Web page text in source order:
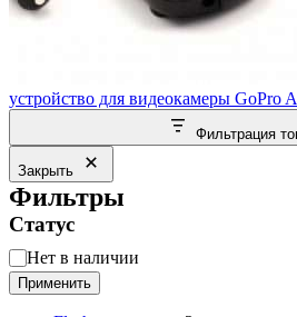
устройство для видеокамеры
Фильтрация
Закрыть
Фильтры
Статус
Статус
Нет в наличии
Применить